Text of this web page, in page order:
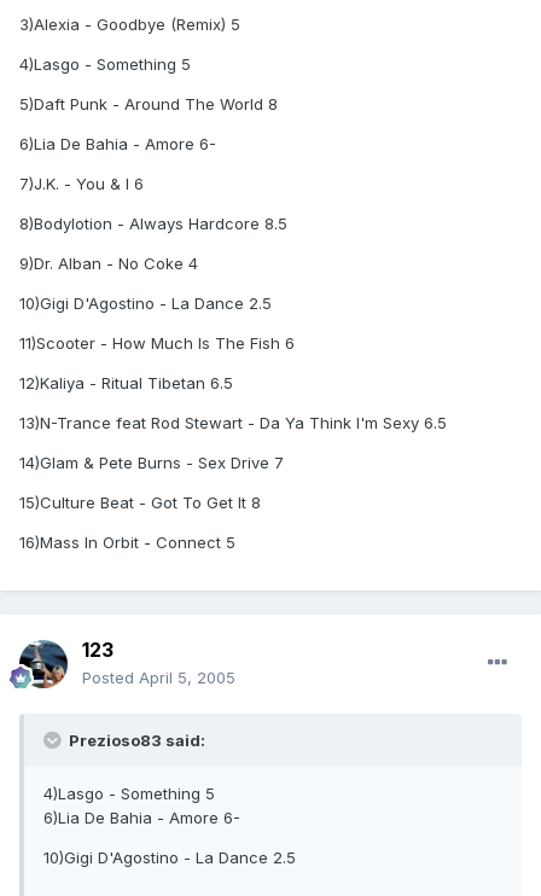
3)Alexia - Goodbye (Remix) 5
4)Lasgo - Something 5
5)Daft Punk - Around The World 8
6)Lia De Bahia - Amore 6-
7)J.K. - You & I 6
8)Bodylotion - Always Hardcore 8.5
9)Dr. Alban - No Coke 4
10)Gigi D'Agostino - La Dance 2.5
11)Scooter - How Much Is The Fish 6
12)Kaliya - Ritual Tibetan 6.5
13)N-Trance feat Rod Stewart - Da Ya Think I'm Sexy 6.5
14)Glam & Pete Burns - Sex Drive 7
15)Culture Beat - Got To Get It 8
16)Mass In Orbit - Connect 5
123
Posted April 5, 2005
Prezioso83 said:
4)Lasgo - Something 5
6)Lia De Bahia - Amore 6-
10)Gigi D'Agostino - La Dance 2.5